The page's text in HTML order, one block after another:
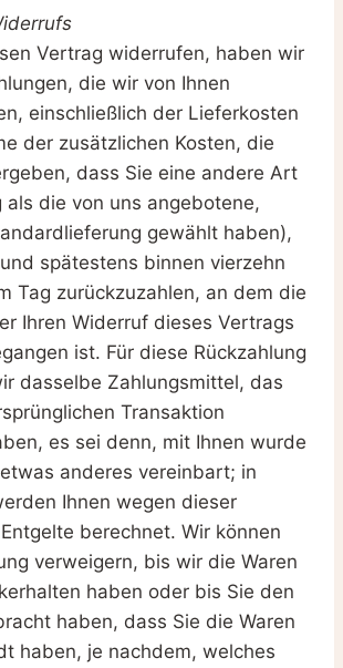
Vertrag widerrufen, haben wir
die wir von Ihnen
einschließlich der Lieferkosten
der zusätzlichen Kosten, die
dass Sie eine andere Art
als die von uns angebotene,
gewählt haben),
spätestens binnen vierzehn
Tag zurückzuzahlen, an dem die
Ihren Widerruf dieses Vertrags
ist. Für diese Rückzahlung
dasselbe Zahlungsmittel, das
Transaktion
es sei denn, mit Ihnen wurde
anderes vereinbart; in
Ihnen wegen dieser
berechnet. Wir können
verweigern, bis wir die Waren
haben oder bis Sie den
haben, dass Sie die Waren
haben, je nachdem, welches